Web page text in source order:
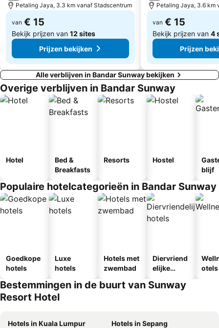
Petaling Jaya, 3.3 km vanaf Stadscentrum
van € 15
Bekijk prijzen van 12 sites
Prijzen bekijken
Petaling Jaya, 3.6 km
van € 15
Bekijk prijzen van 4
Prijzen
Alle verblijven in Bandar Sunway bekijken
Overige verblijven in Bandar Sunway
Hotel
Bed &
Breakfasts
Resorts Hostel
blijf
Populaire hotelcategorieën in Bandar Sunway
Goedkope
hotels
Luxe
hotels
Hotels met
zwembad
Diervriend
elijke
otels
Bestemmingen in de buurt van Sunway
Resort Hotel
Hotels in Kuala Lumpur
Hotels in Sepang